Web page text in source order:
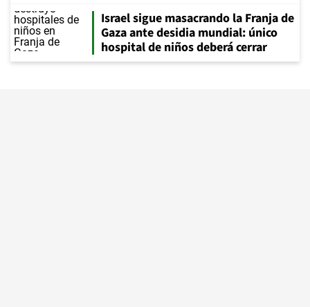
Israel sigue masacrando la Franja de
Gaza ante desidia mundial: único
hospital de niños deberá cerrar